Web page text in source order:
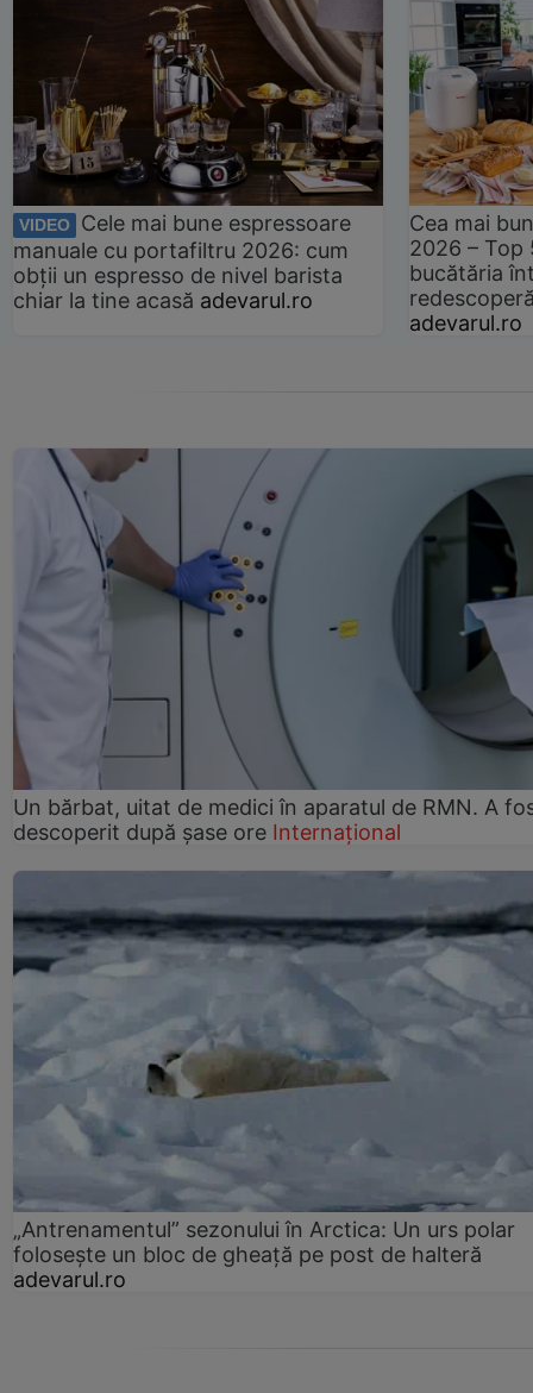
VIDEO
Cele mai bune espressoare
manuale cu portafiltru 2026: cum
obții un espresso de nivel barista
chiar la tine acasă adevarul.ro
Cea mai
2026 –
bucătăria
adevarul.ro
Un bărbat, uitat de medici în aparatul de RMN. A
descoperit după șase ore Internațional
„Antrenamentul” sezonului în Arctica: Un urs polar
folosește un bloc de gheață pe post de halteră
adevarul.ro